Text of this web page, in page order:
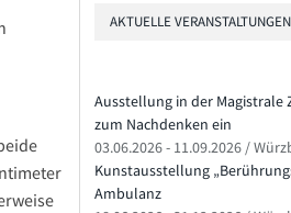
AKTUELLE VERANSTALTUNGEN
Ausstellung in der Magistrale
zum Nachdenken ein
03.06.2026 - 11.09.2026 /
Kunstausstellung
Ambulanz